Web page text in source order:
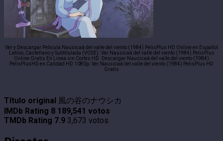
Ver y Descargar Pelicula Nausicaä del valle del viento (1984) PelisPlus HD Online en Español
Latino, Castellano y Subtitulada (VOSE). Ver Nausicaä del valle del viento (1984) PelisPlus
Online Gratis En Linea sin Cortes HD. Descargar Nausicaä del valle del viento (1984)
PelisPlusHD en Calidad HD 1080p. Ver Nausicaä del valle del viento (1984) PelisPlus HD
Gratis
Título original 風の谷のナウシカ
IMDb Rating 8 189,541 votos
TMDb Rating 7.9 3,673 votos